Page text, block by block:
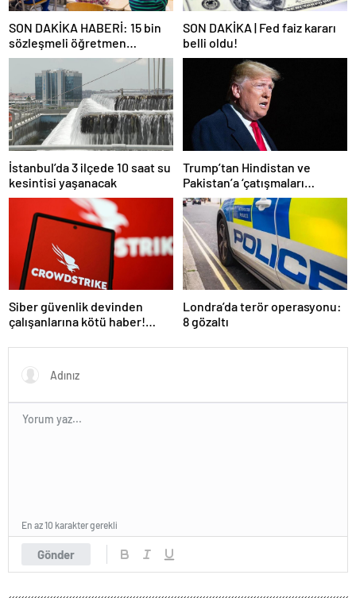
SON DAKİKA HABERİ: 15 bin
sözleşmeli öğretmen
atamasında sözlü sınava hak
kazanan adaylar açıklandı
SON DAKİKA | Fed faiz kararı
belli oldu!
İstanbul’da 3 ilçede 10 saat su
kesintisi yaşanacak
Trump’tan Hindistan ve
Pakistan’a ‘çatışmaları
durdurun’ çağrısı
Siber güvenlik devinden
çalışanlarına kötü haber!
Londra’da terör operasyonu:
8 gözaltı
Gönder
En az 10 karakter gerekli